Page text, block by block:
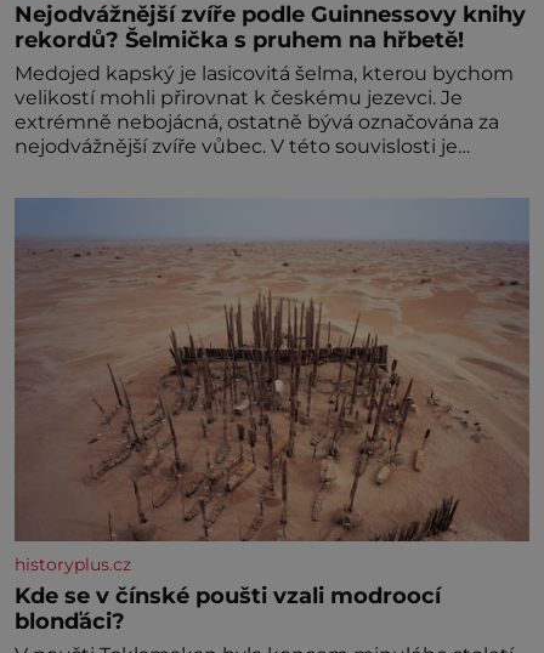
Nejodvážnější zvíře podle Guinnessovy knihy
rekordů? Šelmička s pruhem na hřbetě!
Medojed kapský je lasicovitá šelma, kterou bychom
velikostí mohli přirovnat k českému jezevci. Je
extrémně nebojácná, ostatně bývá označována za
nejodvážnější zvíře vůbec. V této souvislosti je
historyplus.cz
Kde se v čínské poušti vzali modroocí
blonďáci?